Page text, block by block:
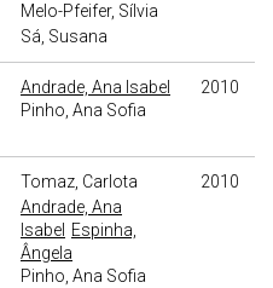
Melo-Pfeifer, Sílvia
Sá, Susana
Andrade, Ana Isabel
Pinho, Ana Sofia
2010
Tomaz, Carlota
Andrade, Ana
Isabel Espinha,
Ângela
Pinho, Ana Sofia
2010